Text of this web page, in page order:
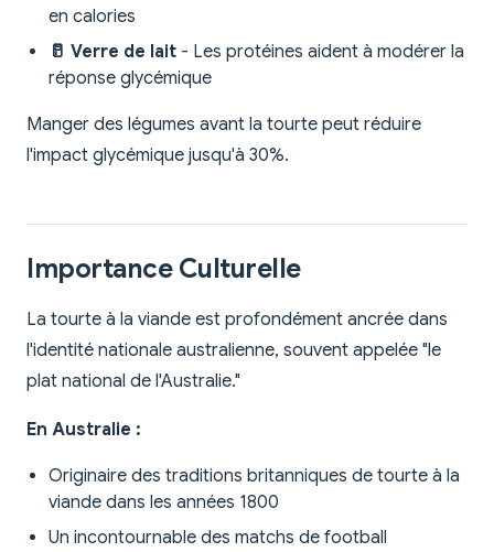
en calories
🥛 Verre de lait - Les protéines aident à modérer la
réponse glycémique
Manger des légumes avant la tourte peut réduire
l'impact glycémique jusqu'à 30%.
Importance Culturelle
La tourte à la viande est profondément ancrée dans
l'identité nationale australienne, souvent appelée "le
plat national de l'Australie."
En Australie :
Originaire des traditions britanniques de tourte à la
viande dans les années 1800
Un incontournable des matchs de football